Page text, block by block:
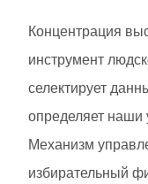
Концентрация
инструмент
селектирует
определяет наши
Механизм
избирательный